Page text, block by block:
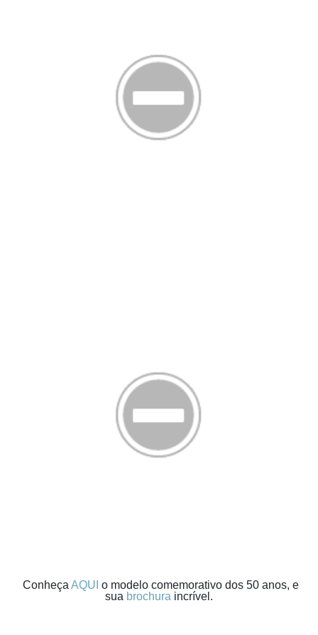
Conheça AQUI o modelo comemorativo dos 50 anos, e
sua brochura incrível.